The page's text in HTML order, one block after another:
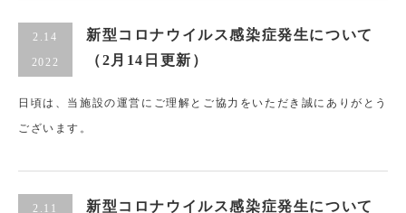
2.14
2022
新型コロナウイルス感染症発生について
（2月14日更新）
日頃は、当施設の運営にご理解とご協力をいただき誠にありがとう
ございます。
2.11
新型コロナウイルス感染症発生について